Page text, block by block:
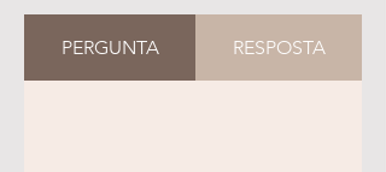
PERGUNTA RESPOSTA